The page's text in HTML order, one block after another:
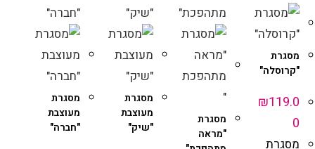
מסגרת
"קרוסלה"
₪119.0
מסגרת
מסגרת
"מראה
מסגרת
מעוצבת
"שיק"
מסגרת
מעוצבת
"חברה"